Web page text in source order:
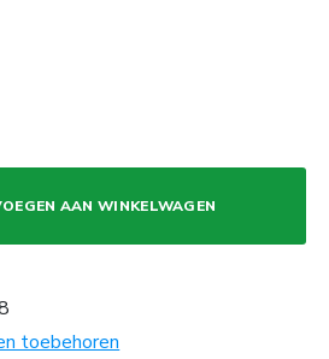
AAN WINKELWAGEN
toebehoren